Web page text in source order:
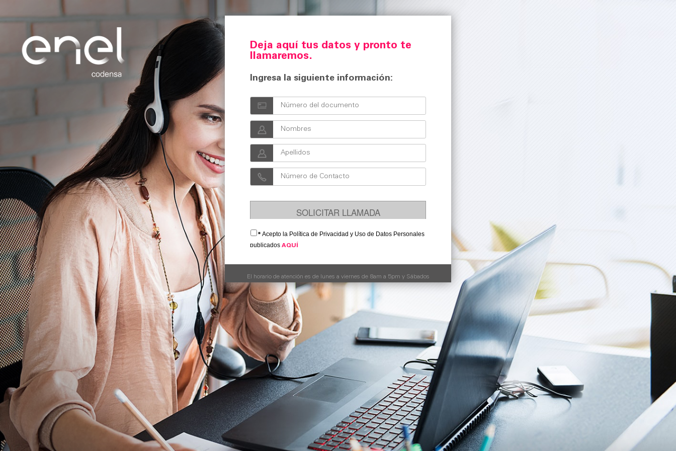
Deja aquí tus datos y pronto te
llamaremos.
Ingresa la siguiente información:
* Acepto la Política de Privacidad y Uso de Datos Personales
publicados AQUÍ
El horario de atención es de lunes a viernes de 8am a 5pm y Sábados
de 8 a 12m.